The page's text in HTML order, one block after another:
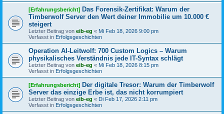
[Erfahrungsbericht] Das Forensik-Zertifikat: Warum der
Timberwolf Server den Wert deiner Immobilie um 10.000 €
steigert
Letzter Beitrag von eib-eg « Mi Feb 18, 2026 9:00 pm
Verfasst in Erfolgsgeschichten
Operation AI-Leitwolf: 700 Custom Logics – Warum
physikalisches Verständnis jede IT-Syntax schlägt
Letzter Beitrag von eib-eg « Mi Feb 18, 2026 8:15 pm
Verfasst in Erfolgsgeschichten
[Erfahrungsbericht] Der digitale Tresor: Warum der Timberwolf
Server das einzige Erbe ist, das nicht korrumpiert
Letzter Beitrag von eib-eg « Di Feb 17, 2026 2:11 pm
Verfasst in Erfolgsgeschichten